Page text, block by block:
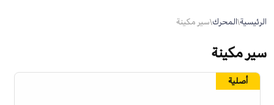
الرئيسية\المحرك\سير مكينة
سير مكينة
أصلية